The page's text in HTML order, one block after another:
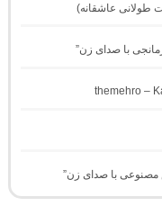
مصنوعی با صدای زن”